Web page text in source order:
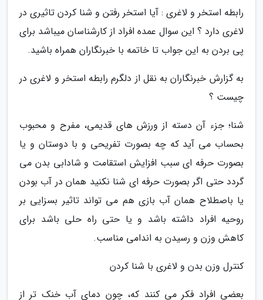
رابطه استخر و لاغری : آیا استخر رفتن و شنا کردن تاثیری در
لاغری دارد ؟ این سوال عمده افراد از کارشناسان میباشد برای
پی بردن به این جواب تا خاتمه با خبرنگاران همراه باشید.
به گزارش خبرنگاران به نقل از دلگرم رابطه استخر و لاغری در
چیست ؟
شنا؛ جزء آن دسته از ورزش های قدیمی، مفرح و محبوب
بحساب می آید که چه بصورت تفریحی و با دوستان و یا
بصورت حرفه ای سبب افزایش استقامت و شادابی بدن می
گردد حتی اگر بصورت حرفه ای شنا نکنید همان در آب بودن
یا باصطلاح همان آب بازی هم می تواند تاثیر بسزایی بر
روحیه افراد داشته باشد و یا حتی راه حلی باشد برای
کاهش وزن و رسیدن به اندامی مناسب.
کنترل وزن بدن و لاغری با شنا کردن
بعضی افراد فکر می کنند که، چون دمای آب خنک تر از